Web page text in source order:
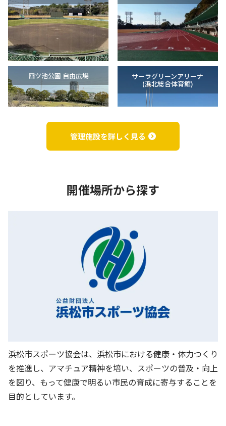
四ツ池公園 自由広場 サーラグリーンアリーナ
(浜北総合体育館)
明神池運動公園（庭球場）
浜北武道館 浜北体育館
梔池緑地
管理施設を詳しく見る
開催場所から探す
浜松市スポーツ協会は、浜松市における健康・体力つくり
を推進し、アマチュア精神を培い、スポーツの普及・向上
を図り、もって健康で明るい市民の育成に寄与することを
目的としています。